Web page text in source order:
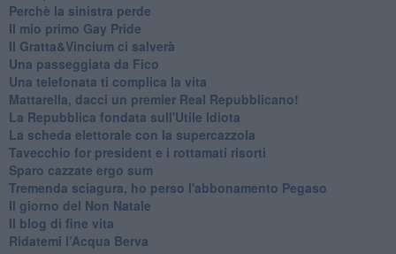
Perchè la sinistra perde
Il mio primo Gay Pride
Il Gratta&Vincium ci salverà
Una passeggiata da Fico
Una telefonata ti complica la vita
Mattarella, dacci un premier Real Repubblicano!
La Repubblica fondata sull'Utile Idiota
La scheda elettorale con la supercazzola
Tavecchio for president e i rottamati risorti
Sparo cazzate ergo sum
Tremenda sciagura, ho perso l'abbonamento Pegaso
Il giorno del Non Natale
Il blog di fine vita
​Ridatemi l’Acqua Berva